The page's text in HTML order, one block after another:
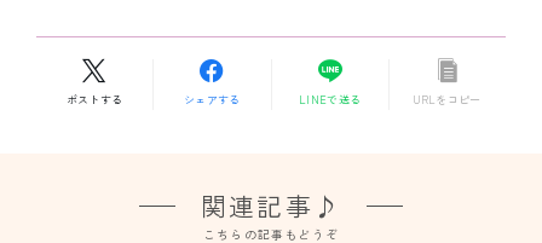
ポストする シェアする LINEで送る URLをコピー
関連記事♪
こちらの記事もどうぞ